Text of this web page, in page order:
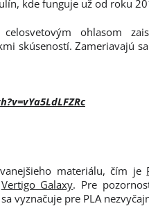
kde funguje už od roku
ohlasom
skúseností. Zameriavajú
materiálu, čím je
Vertigo Galaxy. Pre
vyznačuje pre PLA